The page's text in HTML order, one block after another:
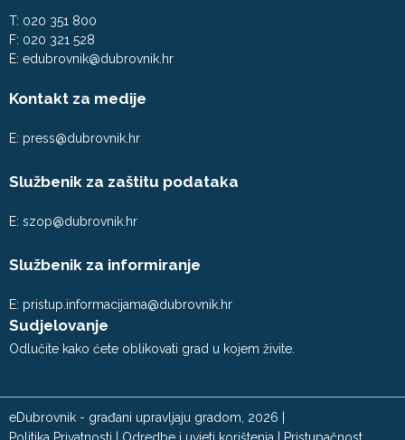
T: 020 351 800
F: 020 321 528
E: edubrovnik@dubrovnik.hr
Kontakt za medije
E: press@dubrovnik.hr
Službenik za zaštitu podataka
E: szop@dubrovnik.hr
Službenik za informiranje
E: pristup.informacijama@dubrovnik.hr
Sudjelovanje
Odlučite kako ćete oblikovati grad u kojem živite.
eDubrovnik - građani upravljaju gradom, 2026 |